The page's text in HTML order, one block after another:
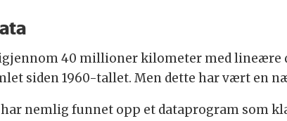
40 millioner kilometer med lineære
siden 1960-tallet. Men dette har vært en
nemlig funnet opp et dataprogram som